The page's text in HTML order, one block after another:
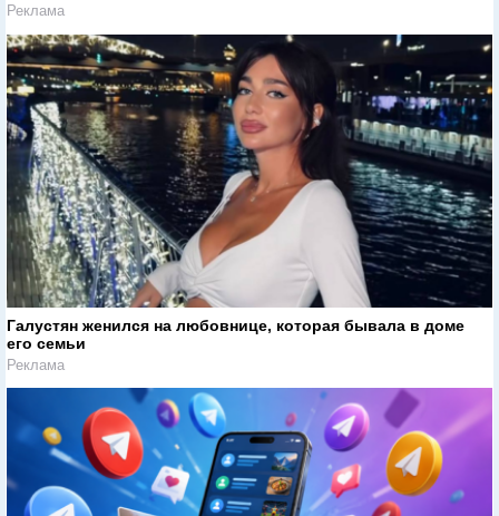
Реклама
Галустян женился на любовнице, которая бывала в доме
его семьи
Реклама